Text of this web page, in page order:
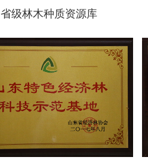
省级林木种质资源库